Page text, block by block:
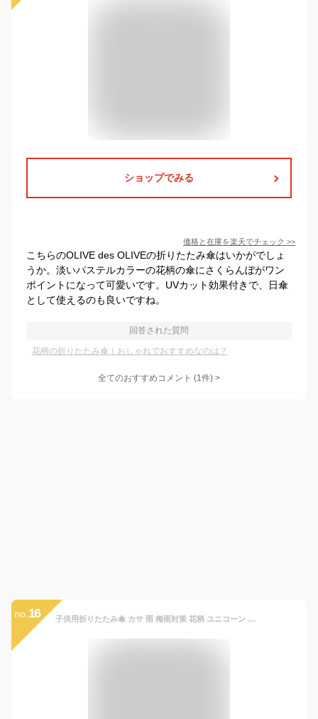
ショップでみる
価格と在庫を楽天でチェック >>
こちらのOLIVE des OLIVEの折りたたみ傘はいかがでしょ
うか。淡いパステルカラーの花柄の傘にさくらんぼがワン
ポイントになって可愛いです。UVカット効果付きで、日傘
として使えるのも良いですね。
回答された質問
花柄の折りたたみ傘｜おしゃれでおすすめなのは？
全てのおすすめコメント (1件) >
no. 16 子供用折りたたみ傘 カサ 雨 梅雨対策 花柄 ユニコーン リボン 女の子 通園通学 学校 幼稚園 キッズサイズ オレンジボンボン orange bonbon